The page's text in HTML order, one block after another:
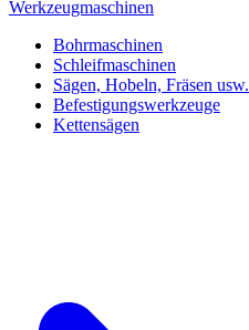
Werkzeugmaschinen
Bohrmaschinen
Schleifmaschinen
Sägen, Hobeln, Fräsen usw.
Befestigungswerkzeuge
Kettensägen